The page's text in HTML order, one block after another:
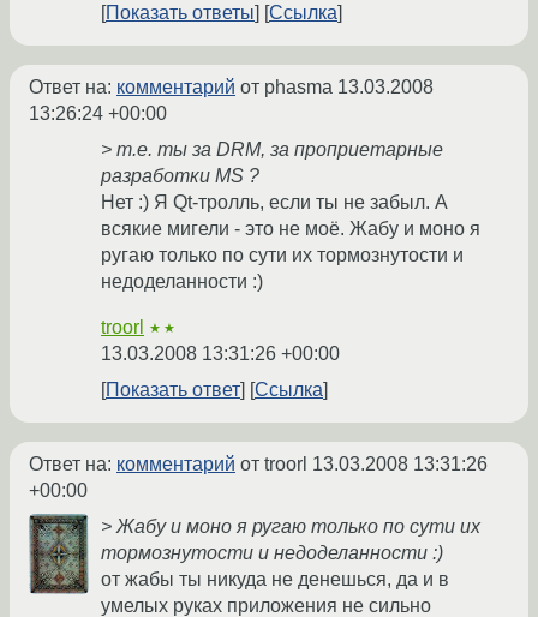
Показать ответы
Ссылка
Ответ на: комментарий от phasma 13.03.2008
13:26:24 +00:00
> т.е. ты за DRM, за проприетарные
разработки MS ?
Нет :) Я Qt-тролль, если ты не забыл. А
всякие мигели - это не моё. Жабу и моно я
ругаю только по сути их тормознутости и
недоделанности :)
troorl ★★
13.03.2008 13:31:26 +00:00
Показать ответ
Ссылка
Ответ на: комментарий от troorl 13.03.2008 13:31:26
+00:00
> Жабу и моно я ругаю только по сути их
тормознутости и недоделанности :)
от жабы ты никуда не денешься, да и в
умелых руках приложения не сильно